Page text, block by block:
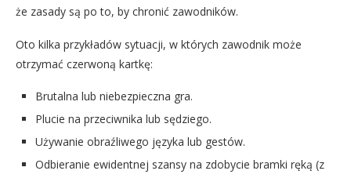
że zasady są po to, by chronić zawodników.
Oto kilka przykładów sytuacji, w których zawodnik może
otrzymać czerwoną kartkę:
Brutalna lub niebezpieczna gra.
Plucie na przeciwnika lub sędziego.
Używanie obraźliwego języka lub gestów.
Odbieranie ewidentnej szansy na zdobycie bramki ręką (z